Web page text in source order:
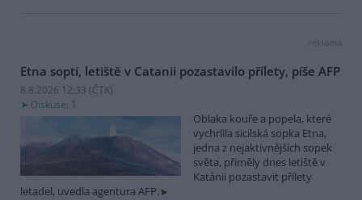
reklama
Etna soptí, letiště v Catanii pozastavilo přílety, píše AFP
8.8.2026 12:33 (ČTK)
Diskuse: 1
Oblaka kouře a popela, které
vychrlila sicilská sopka Etna,
jedna z nejaktivnějších sopek
světa, přiměly dnes letiště v
Katánii pozastavit přílety
letadel, uvedla agentura AFP.